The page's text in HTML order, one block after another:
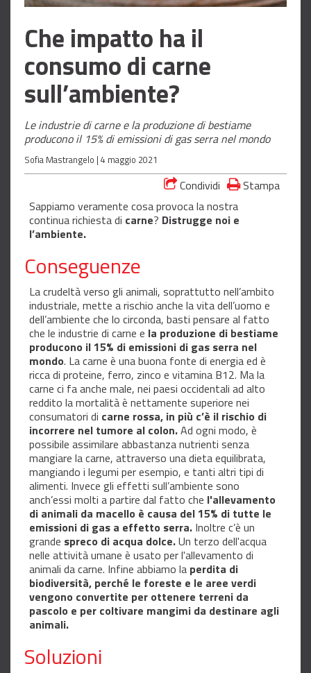
Che impatto ha il
consumo di carne
sull’ambiente?
Le industrie di carne e la produzione di bestiame
producono il 15% di emissioni di gas serra nel mondo
Sofia Mastrangelo | 4 maggio 2021
Condividi
Stampa
Sappiamo veramente cosa provoca la nostra
continua richiesta di carne? Distrugge noi e
l’ambiente.
Conseguenze
La crudeltà verso gli animali, soprattutto nell’ambito
industriale, mette a rischio anche la vita dell’uomo e
dell’ambiente che lo circonda, basti pensare al fatto
che le industrie di carne e la produzione di bestiame
producono il 15% di emissioni di gas serra nel
mondo. La carne è una buona fonte di energia ed è
ricca di proteine, ferro, zinco e vitamina B12. Ma la
carne ci fa anche male, nei paesi occidentali ad alto
reddito la mortalità è nettamente superiore nei
consumatori di carne rossa, in più c’è il rischio di
incorrere nel tumore al colon.Ad ogni modo, è
possibile assimilare abbastanza nutrienti senza
mangiare la carne, attraverso una dieta equilibrata,
mangiando i legumi per esempio, e tanti altri tipi di
alimenti. Invece gli effetti sull’ambiente sono
anch’essi molti a partire dal fatto che l'allevamento
di animali da macello è causa del 15% di tutte le
emissioni di gas a effetto serra. Inoltre c’è un
grande spreco di acqua dolce.Un terzo dell'acqua
nelle attività umane è usato per l'allevamento di
animali da carne. Infine abbiamo la perdita di
biodiversità, perché le foreste e le aree verdi
vengono convertite per ottenere terreni da
pascolo e per coltivare mangimi da destinare agli
animali.
Soluzioni